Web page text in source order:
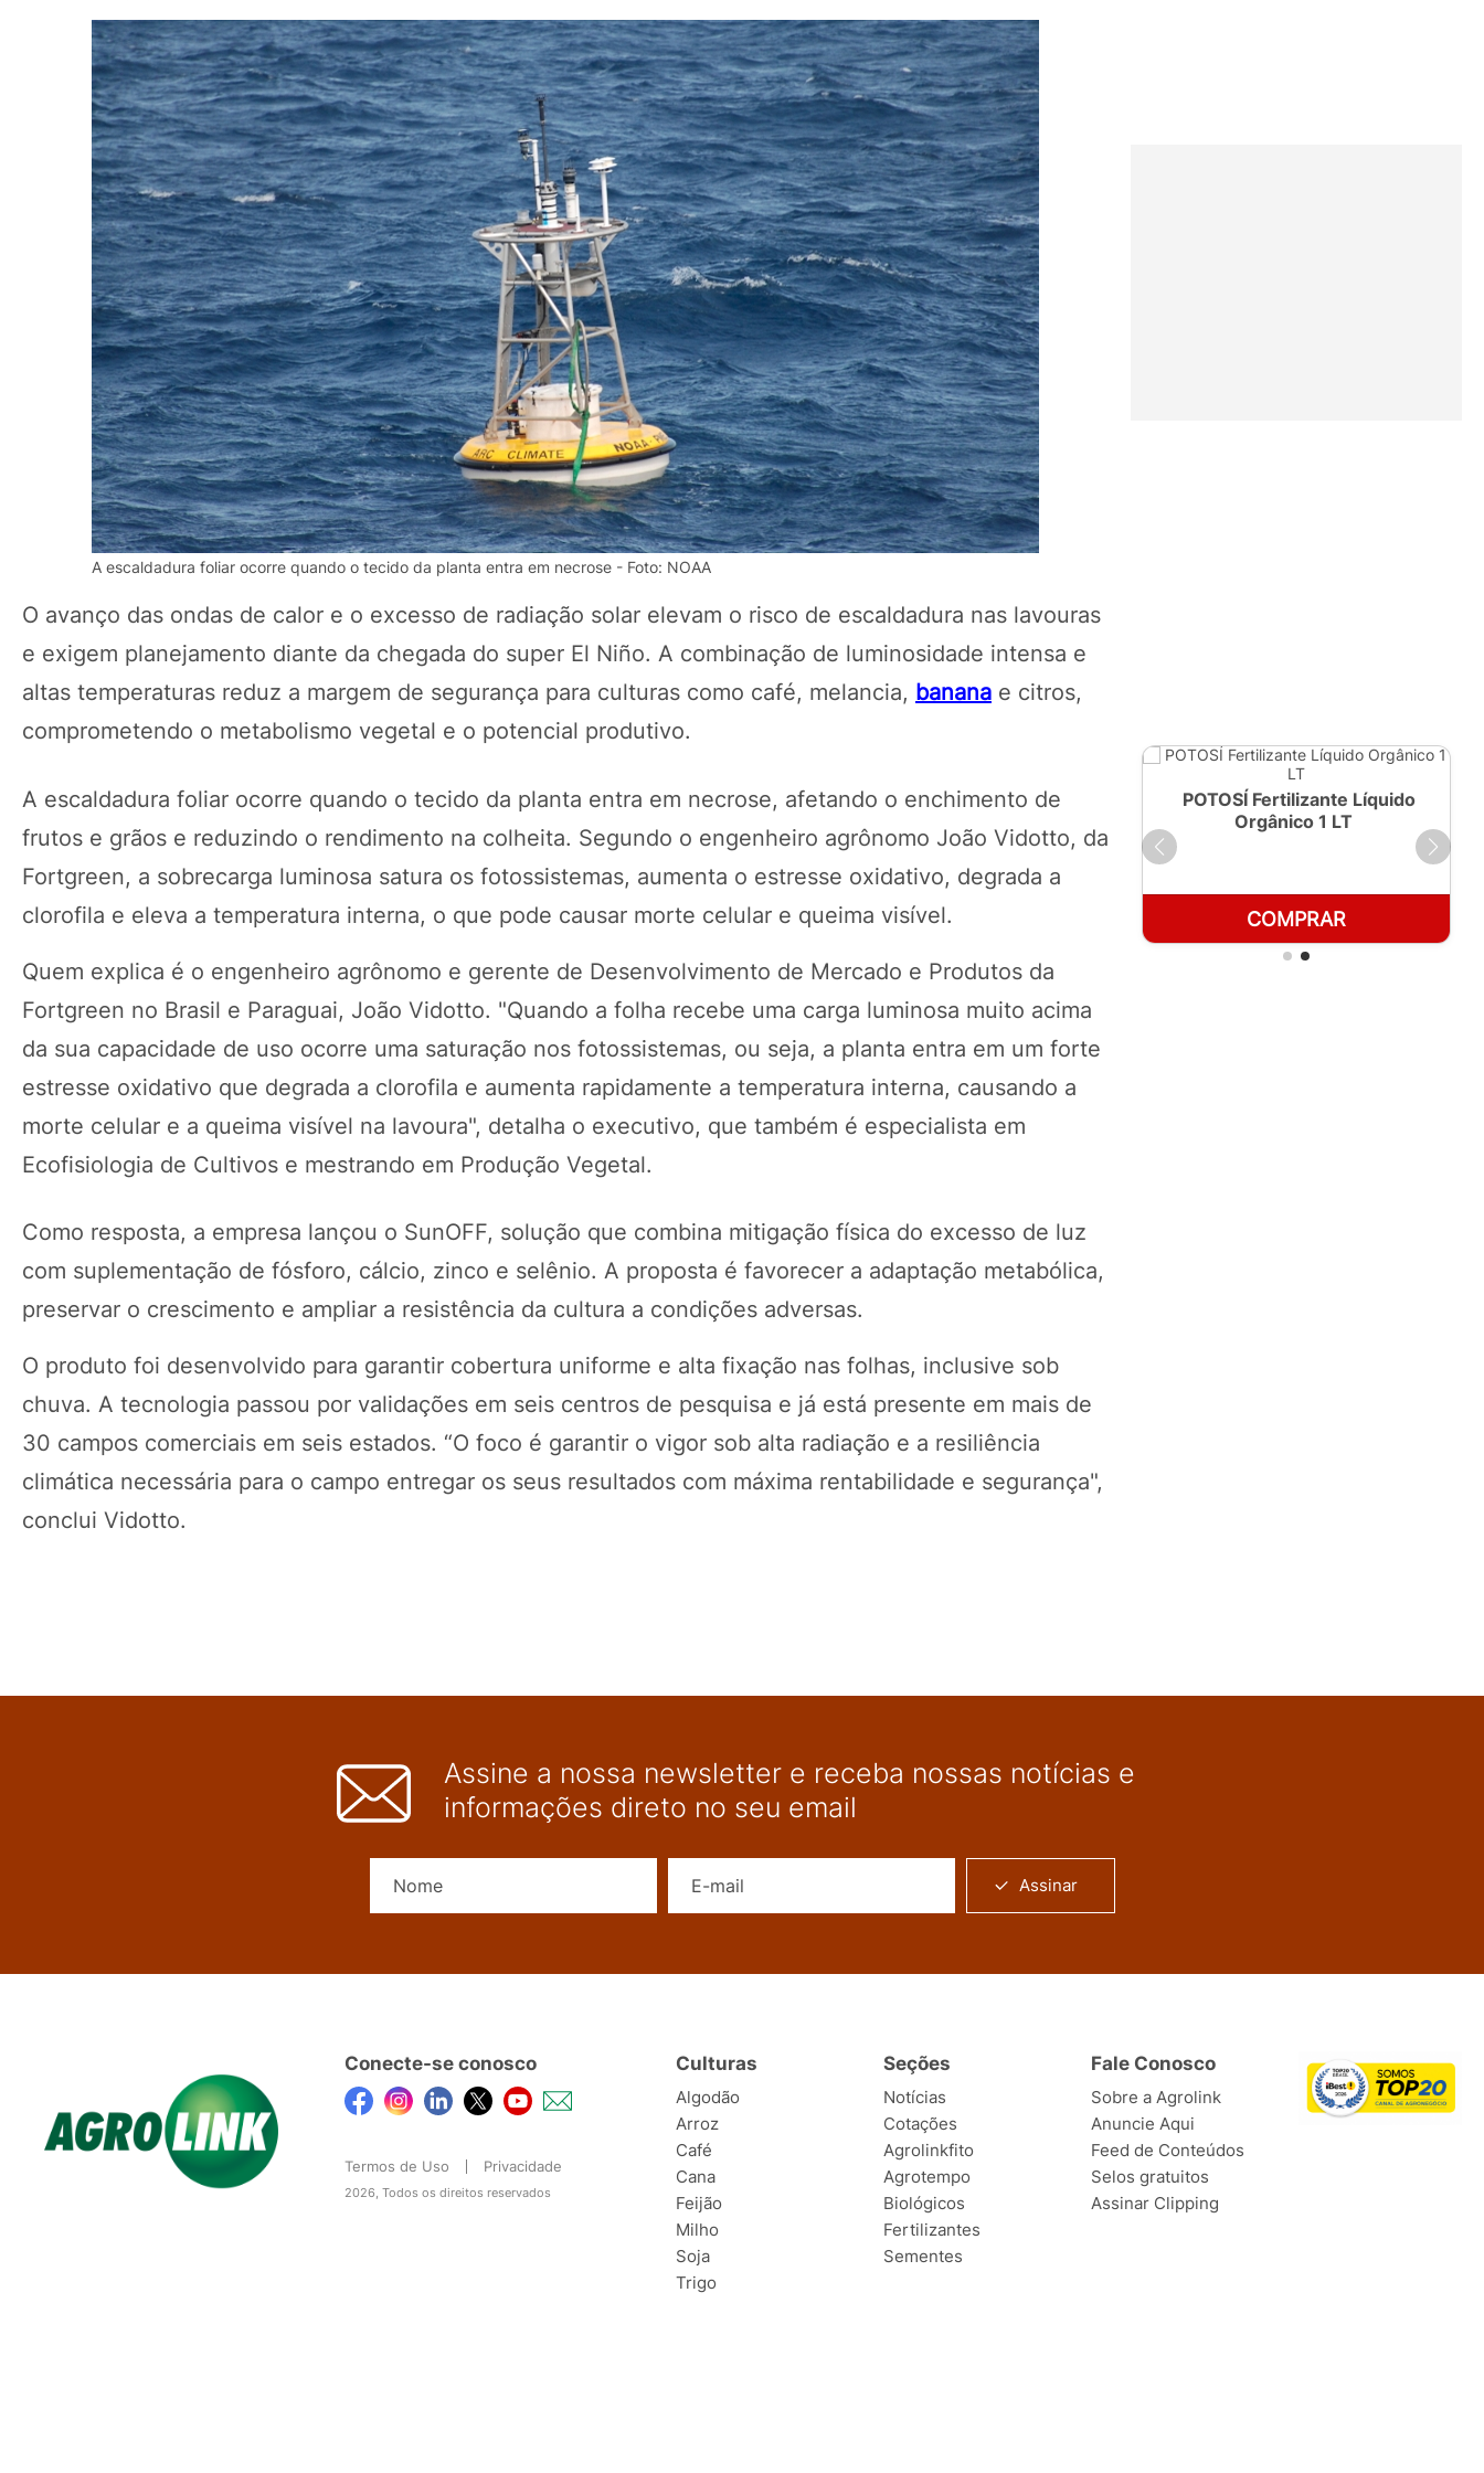
A escaldadura foliar ocorre quando o tecido da planta entra em necrose - Foto: NOAA
O avanço das ondas de calor e o excesso de radiação solar elevam o risco de escaldadura nas lavouras
e exigem planejamento diante da chegada do super El Niño. A combinação de luminosidade intensa e
altas temperaturas reduz a margem de segurança para culturas como café, melancia, banana e citros,
comprometendo o metabolismo vegetal e o potencial produtivo.
A escaldadura foliar ocorre quando o tecido da planta entra em necrose, afetando o enchimento de
frutos e grãos e reduzindo o rendimento na colheita. Segundo o engenheiro agrônomo João Vidotto, da
Fortgreen, a sobrecarga luminosa satura os fotossistemas, aumenta o estresse oxidativo, degrada a
clorofila e eleva a temperatura interna, o que pode causar morte celular e queima visível.
Quem explica é o engenheiro agrônomo e gerente de Desenvolvimento de Mercado e Produtos da
Fortgreen no Brasil e Paraguai, João Vidotto. "Quando a folha recebe uma carga luminosa muito acima
da sua capacidade de uso ocorre uma saturação nos fotossistemas, ou seja, a planta entra em um forte
estresse oxidativo que degrada a clorofila e aumenta rapidamente a temperatura interna, causando a
morte celular e a queima visível na lavoura", detalha o executivo, que também é especialista em
Ecofisiologia de Cultivos e mestrando em Produção Vegetal.
Como resposta, a empresa lançou o SunOFF, solução que combina mitigação física do excesso de luz
com suplementação de fósforo, cálcio, zinco e selênio. A proposta é favorecer a adaptação metabólica,
preservar o crescimento e ampliar a resistência da cultura a condições adversas.
O produto foi desenvolvido para garantir cobertura uniforme e alta fixação nas folhas, inclusive sob
chuva. A tecnologia passou por validações em seis centros de pesquisa e já está presente em mais de
30 campos comerciais em seis estados. “O foco é garantir o vigor sob alta radiação e a resiliência
climática necessária para o campo entregar os seus resultados com máxima rentabilidade e segurança",
conclui Vidotto.
POTOSÍ Fertilizante Líquido
COMPRAR
POTOSÍ Fertilizante Líquido
Orgânico 1 LT
COMPRAR
Assine a nossa newsletter e receba nossas notícias e
informações direto no seu email
Assinar
Conecte-se conosco
Termos de Uso Privacidade
2026, Todos os direitos reservados
Culturas
Algodão
Arroz
Café
Cana
Feijão
Milho
Soja
Trigo
Seções
Notícias
Cotações
Agrolinkfito
Agrotempo
Biológicos
Fertilizantes
Sementes
Fale Conosco
Sobre a Agrolink
Anuncie Aqui
Feed de Conteúdos
Selos gratuitos
Assinar Clipping